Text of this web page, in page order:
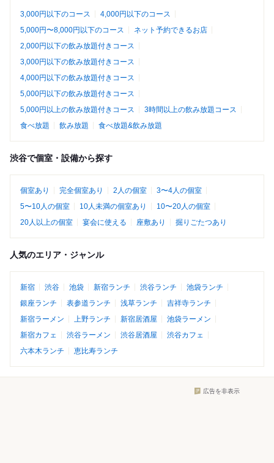
3,000円以下のコース
4,000円以下のコース
5,000円〜8,000円以下のコース
ネット予約できるお店
2,000円以下の飲み放題付きコース
3,000円以下の飲み放題付きコース
4,000円以下の飲み放題付きコース
5,000円以下の飲み放題付きコース
5,000円以上の飲み放題付きコース
3時間以上の飲み放題コース
食べ放題
飲み放題 食べ放題&飲み放題
渋谷で個室・設備から探す
個室あり 完全個室あり 2人の個室
3〜4人の個室
5〜10人の個室
10人未満の個室あり
10〜20人の個室
20人以上の個室
宴会に使える 座敷あり 掘りごたつあり
人気のエリア・ジャンル
新宿 渋谷 池袋 新宿ランチ 渋谷ランチ
池袋ランチ
銀座ランチ
表参道ランチ 浅草ランチ
吉祥寺ランチ
新宿ラーメン
上野ランチ 新宿居酒屋
池袋ラーメン
新宿カフェ
渋谷ラーメン 渋谷居酒屋
渋谷カフェ
六本木ランチ
恵比寿ランチ
広告を非表示